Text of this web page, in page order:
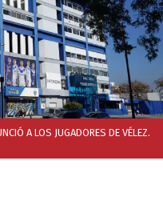
A LOS JUGADORES DE VÉLEZ.